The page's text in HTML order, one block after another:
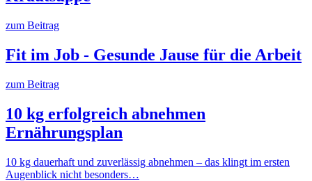
zum Beitrag
Fit im Job - Gesunde Jause für die Arbeit
zum Beitrag
10 kg erfolgreich abnehmen
Ernährungsplan
10 kg dauerhaft und zuverlässig abnehmen – das klingt im ersten
Augenblick nicht besonders…